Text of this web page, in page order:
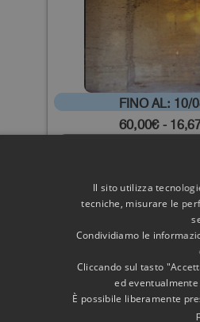
FINO AL: 10/
60,00€-
CASTEL
ADRIANO.
SPESE
Il sito utilizza
tecniche, misurare le
Condividiamo le
Cliccando sul tasto
ed
È possibile liberamente